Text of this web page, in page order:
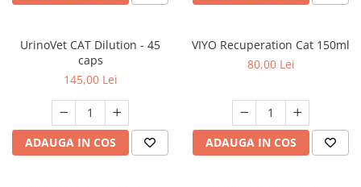
UrinoVet CAT Dilution - 45
caps
145,00 Lei
ADAUGA IN COS
VIYO Recuperation Cat 150ml
80,00 Lei
ADAUGA IN COS